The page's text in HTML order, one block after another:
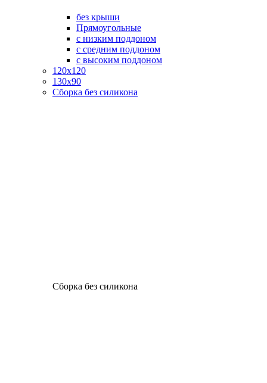
без крыши
Прямоугольные
с низким поддоном
с средним поддоном
с высоким поддоном
120х120
130х90
Сборка без силикона
Сборка без силикона